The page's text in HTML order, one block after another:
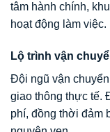
tâm hành chính,
hoạt động làm việc.
Lộ trình vận
Đội ngũ vận
giao thông thực tế.
phí, đồng thời đảm